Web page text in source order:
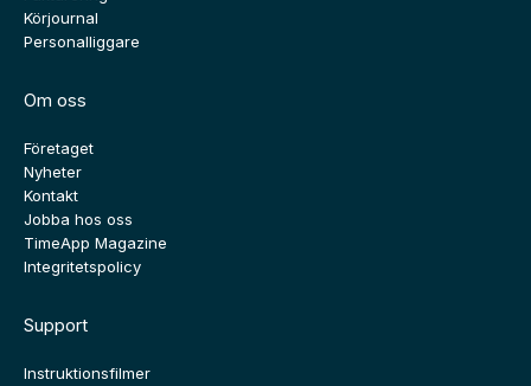
Körjournal
Personalliggare
Om oss
Företaget
Nyheter
Kontakt
Jobba hos oss
TimeApp Magazine
Integritetspolicy
Support
Instruktionsfilmer